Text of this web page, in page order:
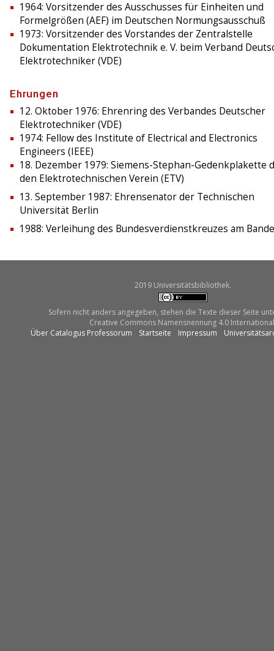
1964: Vorsitzender des Ausschusses für Einheiten und
Formelgrößen (AEF) im Deutschen Normungsausschuß
1973: Vorsitzender des Vorstandes der Zentralstelle
Dokumentation Elektrotechnik e. V. beim Verband
Elektrotechniker (VDE)
Ehrungen
12. Oktober 1976: Ehrenring des Verbandes Deutscher
Elektrotechniker (VDE)
1974: Fellow des Institute of Electrical and Electronics
Engineers (IEEE)
18. Dezember 1979: Siemens-Stephan-Gedenkplakette
den Elektrotechnischen Verein (ETV)
13. September 1987: Ehrensenator der Technischen
Universität Berlin
1988: Verleihung des Bundesverdienstkreuzes am Bande
2019 Universitätsbibliothek.
Sofern nicht anders angegeben, stehen die Texte dieser Seite
Creative Commons Namensnennung 4.0
Über Catalogus Professorum
Startseite Impressum